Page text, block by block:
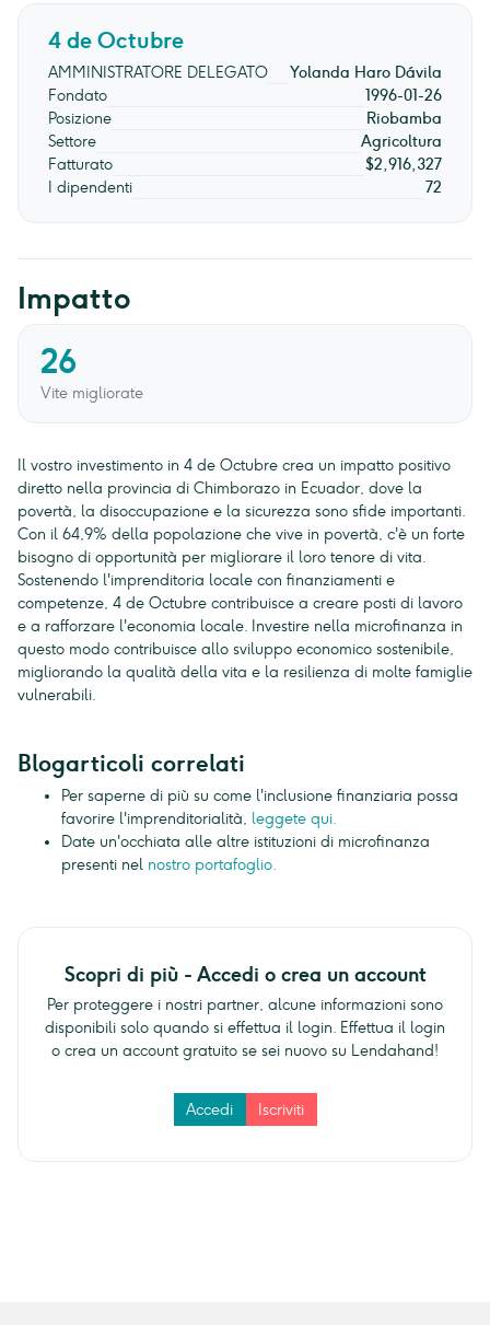
4 de Octubre
AMMINISTRATORE DELEGATO
Yolanda Haro Dávila
Fondato
1996-01-26
Posizione
Riobamba
Settore
Agricoltura
Fatturato
$2,916,327
I dipendenti
72
Impatto
26
Vite migliorate
Il vostro investimento in 4 de Octubre crea un impatto positivo
diretto nella provincia di Chimborazo in Ecuador, dove la
povertà, la disoccupazione e la sicurezza sono sfide importanti.
Con il 64,9% della popolazione che vive in povertà, c'è un forte
bisogno di opportunità per migliorare il loro tenore di vita.
Sostenendo l'imprenditoria locale con finanziamenti e
competenze, 4 de Octubre contribuisce a creare posti di lavoro
e a rafforzare l'economia locale. Investire nella microfinanza in
questo modo contribuisce allo sviluppo economico sostenibile,
migliorando la qualità della vita e la resilienza di molte famiglie
vulnerabili.
Blogarticoli correlati
Per saperne di più su come l'inclusione finanziaria possa
favorire l'imprenditorialità, leggete qui.
Date un'occhiata alle altre istituzioni di microfinanza
presenti nel nostro portafoglio.
Scopri di più - Accedi o crea un account
Per proteggere i nostri partner, alcune informazioni sono
disponibili solo quando si effettua il login. Effettua il login
o crea un account gratuito se sei nuovo su Lendahand!
Accedi Iscriviti